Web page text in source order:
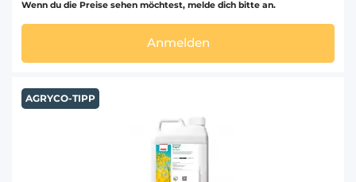
Wenn du die Preise sehen möchtest, melde dich bitte an.
Anmelden
AGRYCO-TIPP